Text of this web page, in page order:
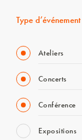
Type d’événement
Ateliers
Concerts
Conférence
Expositions